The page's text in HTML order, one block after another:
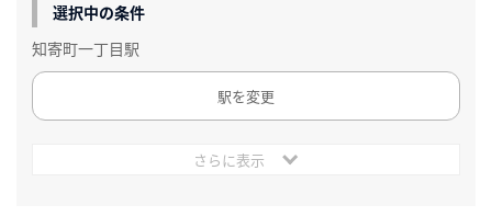
選択中の条件
知寄町一丁目駅
駅を変更
さらに表示